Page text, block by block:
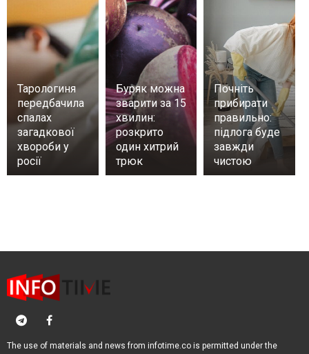
Тарологиня
передбачила
спалах
загадкової
хвороби у
росії
Буряк можна
зварити за 15
хвилин:
розкрито
один хитрий
трюк
Почніть
прибирати
правильно:
підлога буде
завжди
чистою
The use of materials and news from infotime.co is permitted under the